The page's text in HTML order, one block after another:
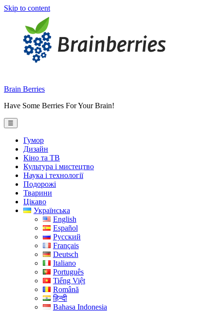
Skip to content
Brain Berries
Have Some Berries For Your Brain!
☰
Гумор
Дизайн
Кіно та ТВ
Культура і мистецтво
Наука і технології
Подорожі
Тварини
Цікаво
Українська
English
Español
Русский
Français
Deutsch
Italiano
Português
Tiếng Việt
Română
हिन्दी
Bahasa Indonesia